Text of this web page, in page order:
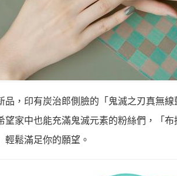
品，印有炭治郎側臉的「鬼滅之刃真無
望家中也能充滿鬼滅元素的粉絲們，「
輕鬆滿足你的願望。